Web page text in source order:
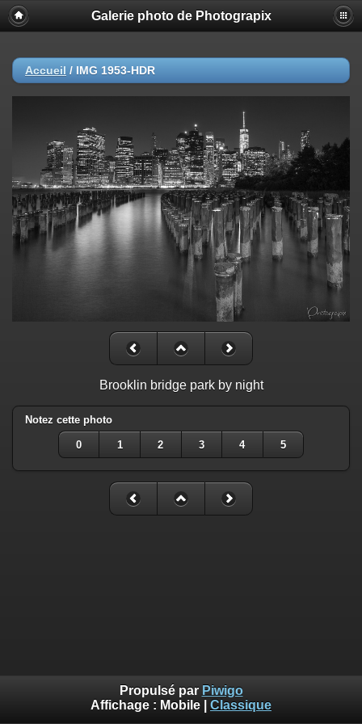
Galerie photo de Photograpix
Accueil / IMG 1953-HDR
Brooklin bridge park by night
Notez cette photo
0 1 2 3 4 5
Propulsé par Piwigo
Affichage : Mobile Classique